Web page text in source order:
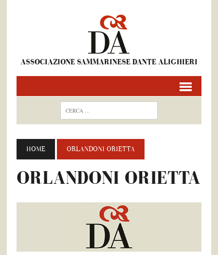
ASSOCIAZIONE SAMMARINESE DANTE ALIGHIERI
HOME ORLANDONI ORIETTA
ORLANDONI ORIETTA